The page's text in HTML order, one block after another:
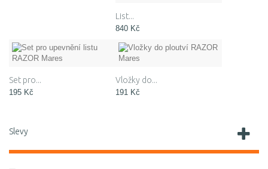
List...
840 Kč
Set pro...
195 Kč
Vložky do...
191 Kč
Slevy